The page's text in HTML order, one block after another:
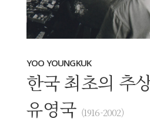
YOO YOUNGKUK
한국 최초의 추
유영국 (1916-2002)